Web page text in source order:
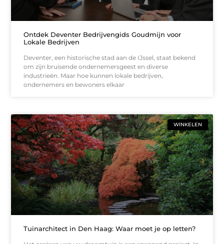
Ontdek Deventer Bedrijvengids Goudmijn voor
Lokale Bedrijven
Deventer, een historische stad aan de IJssel, staat bekend
om zijn bruisende ondernemersgeest en diverse
industrieën. Maar hoe kunnen lokale bedrijven,
ondernemers en bewoners elkaar
WINKELEN
Tuinarchitect in Den Haag: Waar moet je op letten?